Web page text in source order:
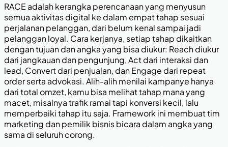
RACE adalah kerangka perencanaan yang menyusun
semua aktivitas digital ke dalam empat tahap sesuai
perjalanan pelanggan, dari belum kenal sampai jadi
pelanggan loyal. Cara kerjanya, setiap tahap dikaitkan
dengan tujuan dan angka yang bisa diukur: Reach diukur
dari jangkauan dan pengunjung, Act dari interaksi dan
lead, Convert dari penjualan, dan Engage dari repeat
order serta advokasi. Alih-alih menilai kampanye hanya
dari total omzet, kamu bisa melihat tahap mana yang
macet, misalnya trafik ramai tapi konversi kecil, lalu
memperbaiki tahap itu saja. Framework ini membuat tim
marketing dan pemilik bisnis bicara dalam angka yang
sama di seluruh corong.